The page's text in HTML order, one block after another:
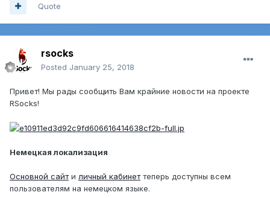
Quote
rsocks
Posted January 25, 2018
Привет! Мы рады сообщить Вам крайние новости на проекте
RSocks!
Немецкая локализация
Основной сайти личный кабинеттеперь доступны всем
пользователям на немецком языке.